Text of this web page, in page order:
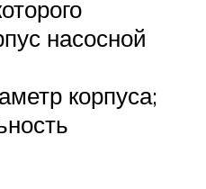
насосной
корпуса;